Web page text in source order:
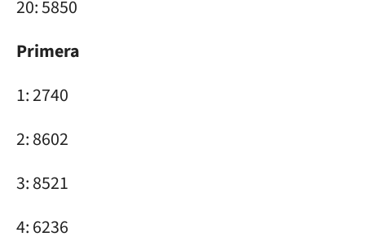
20: 5850
Primera
1: 2740
2: 8602
3: 8521
4: 6236